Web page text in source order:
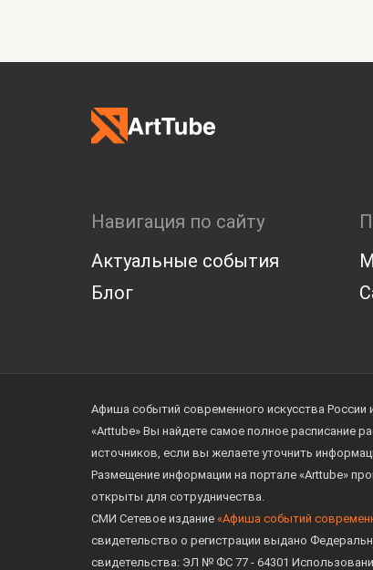
Навигация по сайту
Актуальные события
Блог
Афиша событий современного искусства России
«Arttube» Вы найдете самое полное расписание
источников, если вы желаете уточнить
Размещение информации на портале «Arttube»
открыты для сотрудничества.
СМИ Сетевое издание «Афиша событий
свидетельство о регистрации выдано
свидетельства: ЭЛ № ФС 77 - 64301